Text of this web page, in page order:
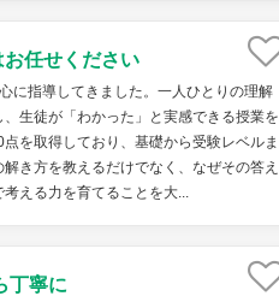
任せください
に指導してきました。一人ひとりの理解
生徒が「わかった」と実感できる授業を
を取得しており、基礎から受験レベルま
き方を教えるだけでなく、なぜその答え
える力を育てることを大...
丁寧に